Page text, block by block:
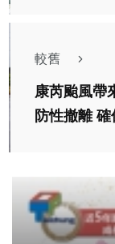
較舊
康芮颱風
防性撤離